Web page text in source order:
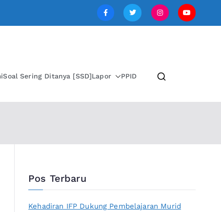
JAWA TENGAH
Soal Sering Ditanya [SSD]Lapor PPID
Pos Terbaru
Kehadiran IFP Dukung Pembelajaran Murid